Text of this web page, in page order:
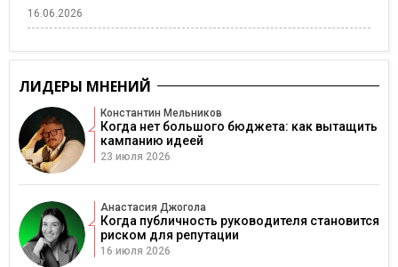
16.06.2026
ЛИДЕРЫ МНЕНИЙ
Константин Мельников
Когда нет большого бюджета: как вытащить
кампанию идеей
23 июля 2026
Анастасия Джогола
Когда публичность руководителя становится
риском для репутации
16 июля 2026